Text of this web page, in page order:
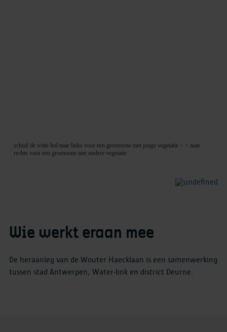
Wie werkt eraan mee
De heraanleg van de Wouter Haecklaan is een samenwerking
tussen stad Antwerpen, Water-link en district Deurne.